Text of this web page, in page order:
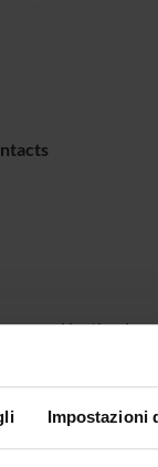
Impostazioni
by the